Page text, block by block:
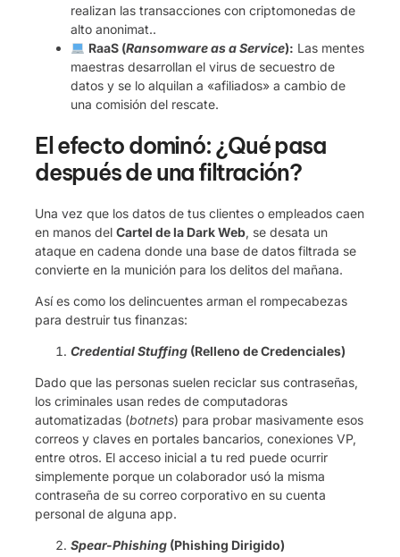
realizan las transacciones con criptomonedas de
alto anonimat..
RaaS (Ransomware as a Service): Las mentes
maestras desarrollan el virus de secuestro de
datos y se lo alquilan a «afiliados» a cambio de
una comisión del rescate.
El efecto dominó: ¿Qué pasa
después de una filtración?
Una vez que los datos de tus clientes o empleados caen
en manos del Cartel de la Dark Web, se desata un
ataque en cadena donde una base de datos filtrada se
convierte en la munición para los delitos del mañana.
Así es como los delincuentes arman el rompecabezas
para destruir tus finanzas:
Credential Stuffing (Relleno de Credenciales)
Dado que las personas suelen reciclar sus contraseñas,
los criminales usan redes de computadoras
automatizadas (botnets) para probar masivamente esos
correos y claves en portales bancarios, conexiones VP,
entre otros. El acceso inicial a tu red puede ocurrir
simplemente porque un colaborador usó la misma
contraseña de su correo corporativo en su cuenta
personal de alguna app.
Spear-Phishing (Phishing Dirigido)